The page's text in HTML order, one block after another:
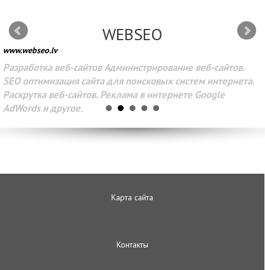
WEBSEO
www.webseo.lv
Разработка веб-сайтов Администрирование веб-сайтов.
SEO оптимизация сайта для поисковых систем интернета.
Раскрутка веб-сайтов. Реклама в интернете Google
AdWords и другое.
Карта сайта
Контакты